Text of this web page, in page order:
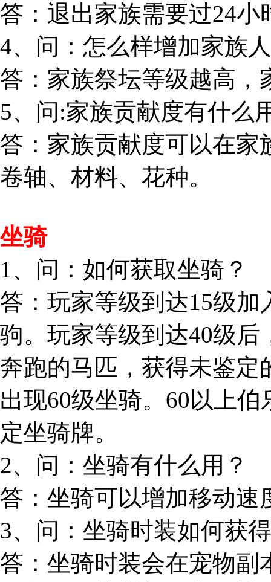
答：退出家族需要过24
4、问：怎么样增加家族
答：家族祭坛等级越高，
5、问:家族贡献度有什么
答：家族贡献度可以在家
卷轴、材料、花种。
坐骑
1、问：如何获取坐骑？
答：玩家等级到达15级
驹。玩家等级到达40级
奔跑的马匹，获得未鉴定
出现60级坐骑。60以上
定坐骑牌。
2、问：坐骑有什么用？
答：坐骑可以增加移动速
3、问：坐骑时装如何获
答：坐骑时装会在宠物副